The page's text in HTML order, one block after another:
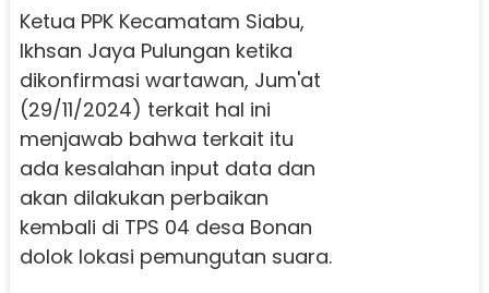
Ketua PPK Kecamatam Siabu,
Ikhsan Jaya Pulungan ketika
dikonfirmasi wartawan, Jum'at
(29/11/2024) terkait hal ini
menjawab bahwa terkait itu
ada kesalahan input data dan
akan dilakukan perbaikan
kembali di TPS 04 desa Bonan
dolok lokasi pemungutan suara.